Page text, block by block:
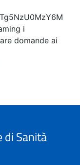
i
domande ai
di Sanità